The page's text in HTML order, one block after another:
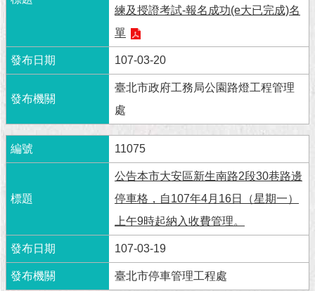
練及授證考試-報名成功(e大已完成)名
單
107-03-20
臺北市政府工務局公園路燈工程管理
處
11075
公告本市大安區新生南路2段30巷路邊
停車格，自107年4月16日（星期一）
上午9時起納入收費管理。
107-03-19
臺北市停車管理工程處